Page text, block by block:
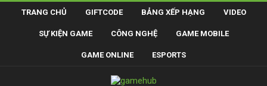
TRANG CHỦ GIFTCODE BẢNG XẾP HẠNG VIDEO
SỰ KIỆN GAME CÔNG NGHỆ GAME MOBILE
GAME ONLINE ESPORTS